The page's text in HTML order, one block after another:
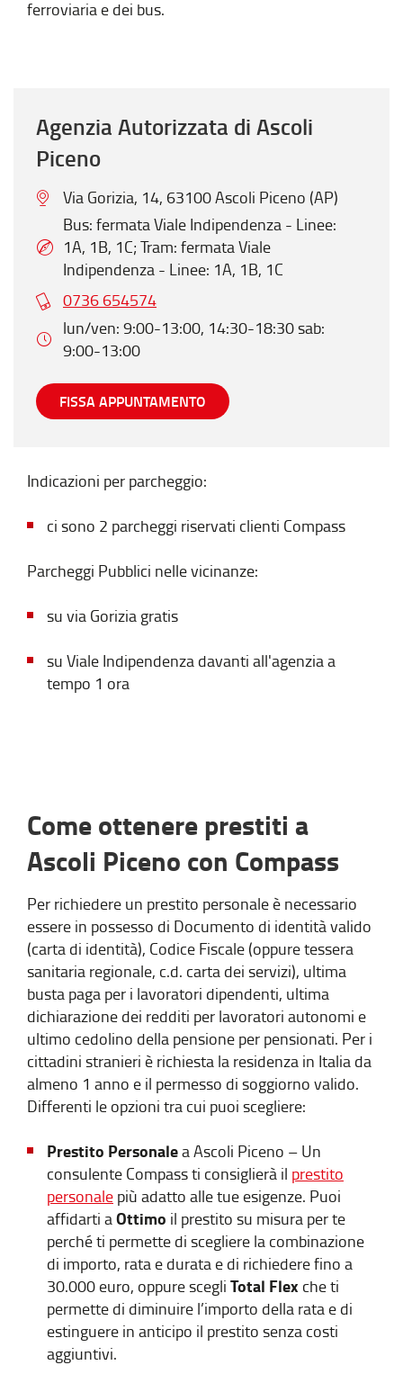
ferroviaria e dei bus.
Agenzia Autorizzata di Ascoli
Piceno
Via Gorizia, 14, 63100 Ascoli Piceno (AP)
Bus: fermata Viale Indipendenza - Linee:
1A, 1B, 1C; Tram: fermata Viale
Indipendenza - Linee: 1A, 1B, 1C
0736 654574
lun/ven: 9:00-13:00, 14:30-18:30 sab:
9:00-13:00
FISSA APPUNTAMENTO
Indicazioni per parcheggio:
ci sono 2 parcheggi riservati clienti Compass
Parcheggi Pubblici nelle vicinanze:
su via Gorizia gratis
su Viale Indipendenza davanti all'agenzia a
tempo 1 ora
Come ottenere prestiti a
Ascoli Piceno con Compass
Per richiedere un prestito personale è necessario
essere in possesso di Documento di identità valido
(carta di identità), Codice Fiscale (oppure tessera
sanitaria regionale, c.d. carta dei servizi), ultima
busta paga per i lavoratori dipendenti, ultima
dichiarazione dei redditi per lavoratori autonomi e
ultimo cedolino della pensione per pensionati. Per i
cittadini stranieri è richiesta la residenza in Italia da
almeno 1 anno e il permesso di soggiorno valido.
Differenti le opzioni tra cui puoi scegliere:
Prestito Personalea Ascoli Piceno – Un
consulente Compass ti consiglierà il prestito
personale più adatto alle tue esigenze. Puoi
affidarti a Ottimo il prestito su misura per te
perché ti permette di scegliere la combinazione
di importo, rata e durata e di richiedere fino a
30.000 euro, oppure scegli Total Flex che ti
permette di diminuire l’importo della rata e di
estinguere in anticipo il prestito senza costi
aggiuntivi.